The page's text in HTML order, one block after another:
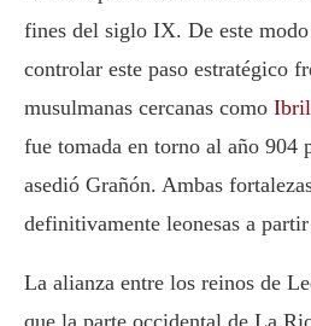
fines del siglo IX. De este modo
controlar este paso estratégico
musulmanas cercanas como
fue tomada en torno al año 904
asedió Grañón. Ambas
definitivamente leonesas a
La alianza entre los reinos de